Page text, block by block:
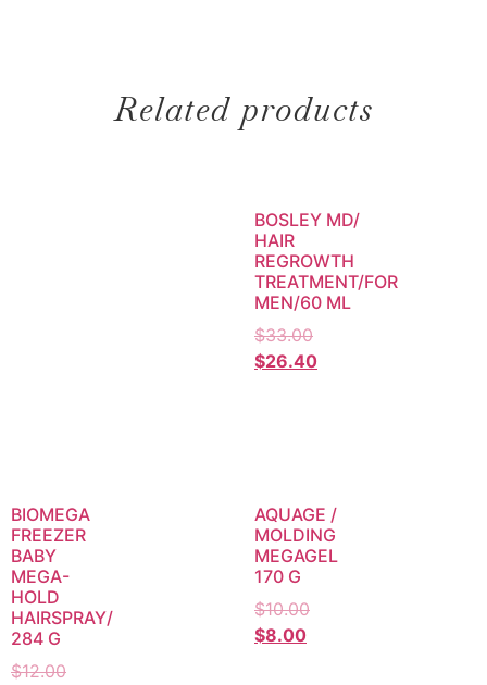
Related products
BOSLEY MD/
HAIR
REGROWTH
TREATMENT/FOR
MEN/60 ML
$33.00
$26.40
BIOMEGA
FREEZER
BABY
MEGA-
HOLD
HAIRSPRAY/
284 G
$12.00
AQUAGE /
MOLDING
MEGAGEL
170 G
$10.00
$8.00